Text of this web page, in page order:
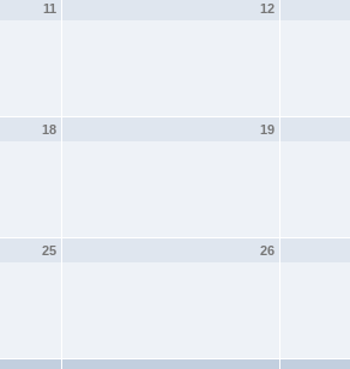
11 12
18 19
25 26